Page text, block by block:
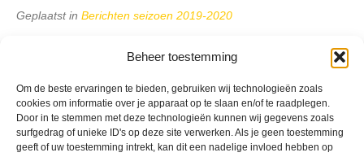
Beheer toestemming
Om de beste ervaringen te bieden, gebruiken wij technologieën zoals
cookies om informatie over je apparaat op te slaan en/of te raadplegen.
Door in te stemmen met deze technologieën kunnen wij gegevens zoals
surfgedrag of unieke ID's op deze site verwerken. Als je geen toestemming
geeft of uw toestemming intrekt, kan dit een nadelige invloed hebben op
Geplaatst in Berichten seizoen 2019-2020
VV Reiger Boys
De Wending, Lotte Beesedijk 1